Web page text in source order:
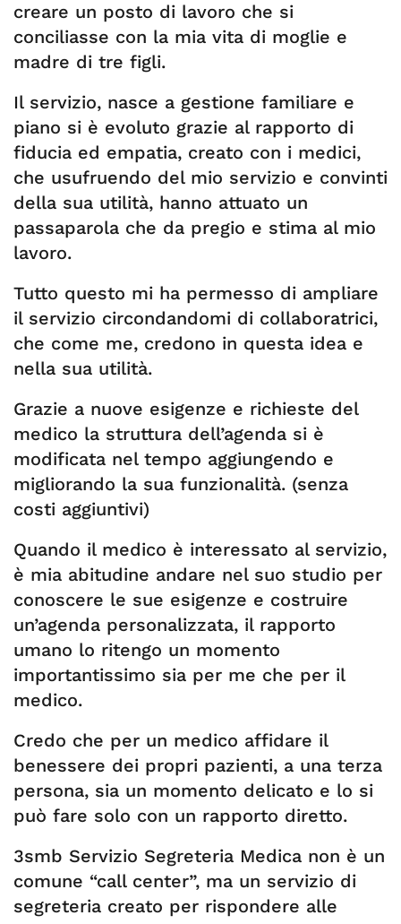
creare un posto di lavoro che si
conciliasse con la mia vita di moglie e
madre di tre figli.
Il servizio, nasce a gestione familiare e
piano si è evoluto grazie al rapporto di
fiducia ed empatia, creato con i medici,
che usufruendo del mio servizio e convinti
della sua utilità, hanno attuato un
passaparola che da pregio e stima al mio
lavoro.
Tutto questo mi ha permesso di ampliare
il servizio circondandomi di collaboratrici,
che come me, credono in questa idea e
nella sua utilità.
Grazie a nuove esigenze e richieste del
medico la struttura dell’agenda si è
modificata nel tempo aggiungendo e
migliorando la sua funzionalità. (senza
costi aggiuntivi)
Quando il medico è interessato al servizio,
è mia abitudine andare nel suo studio per
conoscere le sue esigenze e costruire
un’agenda personalizzata, il rapporto
umano lo ritengo un momento
importantissimo sia per me che per il
medico.
Credo che per un medico affidare il
benessere dei propri pazienti, a una terza
persona, sia un momento delicato e lo si
può fare solo con un rapporto diretto.
3smb Servizio Segreteria Medica non è un
comune “call center”, ma un servizio di
segreteria creato per rispondere alle